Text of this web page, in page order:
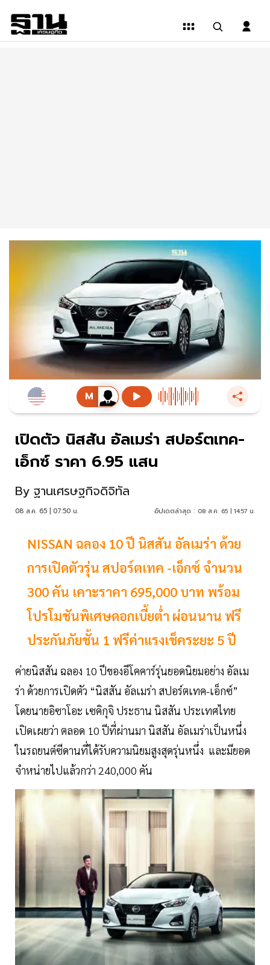
เปิดตัว นิสสัน อัลเมร่า สปอร์ตเทค-
เอ็กซ์ ราคา 6.95 แสน
By ฐานเศรษฐกิจดิจิทัล
08 ส.ค. 65 | 07:50 น. อัปเดตล่าสุด : 08 ส.ค. 65 | 14:57 น.
NISSAN ฉลอง 10 ปี นิสสัน อัลเมร่า ด้วย
การเปิดตัวรุ่น สปอร์ตเทค -เอ็กซ์ จำนวน
300 คัน เคาะราคา 695,000 บาท พร้อม
โปรโมชันพิเศษดอกเบี้ยต่ำ ผ่อนนาน ฟรี
ประกันภัยชั้น 1 ฟรีค่าแรงเช็คระยะ 5 ปี
ค่ายนิสสัน ฉลอง 10 ปีของอีโคคาร์รุ่นยอดนิยมอย่าง อัลเม
ร่า ด้วยการเปิดตัว “นิสสัน อัลเมร่า สปอร์ตเทค-เอ็กซ์”
โดยนายอิซาโอะ เซคิกุจิ ประธาน นิสสัน ประเทศไทย
เปิดเผยว่า ตลอด 10 ปีที่ผ่านมา นิสสัน อัลเมร่าเป็นหนึ่ง
ในรถยนต์ซีดานที่ได้รับความนิยมสูงสุดรุ่นหนึ่ง และมียอด
จำหน่ายไปแล้วกว่า 240,000 คัน